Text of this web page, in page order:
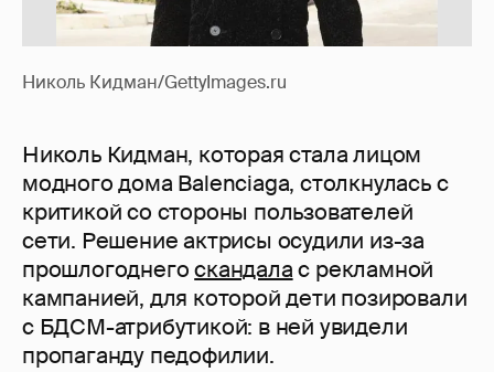
Николь Кидман/GettyImages.ru
Николь Кидман, которая стала лицом
модного дома Balenciaga, столкнулась с
критикой со стороны пользователей
сети. Решение актрисы осудили из-за
прошлогоднегоскандалас рекламной
кампанией, для которой дети позировали
с БДСМ-атрибутикой: в ней увидели
пропаганду педофилии.